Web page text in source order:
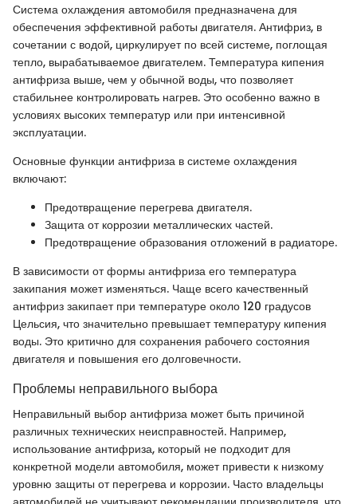
Система охлаждения автомобиля предназначена для
обеспечения эффективной работы двигателя. Антифриз, в
сочетании с водой, циркулирует по всей системе, поглощая
тепло, вырабатываемое двигателем. Температура кипения
антифриза выше, чем у обычной воды, что позволяет
стабильнее контролировать нагрев. Это особенно важно в
условиях высоких температур или при интенсивной
эксплуатации.
Основные функции антифриза в системе охлаждения
включают:
Предотвращение перегрева двигателя.
Защита от коррозии металлических частей.
Предотвращение образования отложений в радиаторе.
В зависимости от формы антифриза его температура
закипания может изменяться. Чаще всего качественный
антифриз закипает при температуре около 120 градусов
Цельсия, что значительно превышает температуру кипения
воды. Это критично для сохранения рабочего состояния
двигателя и повышения его долговечности.
Проблемы неправильного выбора
Неправильный выбор антифриза может быть причиной
различных технических неисправностей. Например,
использование антифриза, который не подходит для
конкретной модели автомобиля, может привести к низкому
уровню защиты от перегрева и коррозии. Часто владельцы